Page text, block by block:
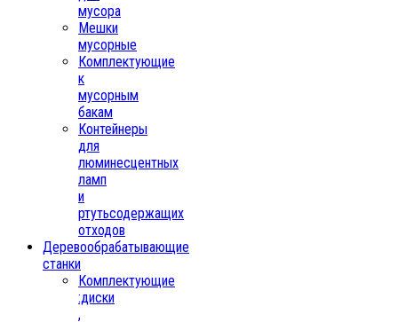
мусора
Мешки
мусорные
Комплектующие
к
мусорным
бакам
Контейнеры
для
люминесцентных
ламп
и
ртутьсодержащих
отходов
Деревообрабатывающие
станки
Комплектующие
:диски
,